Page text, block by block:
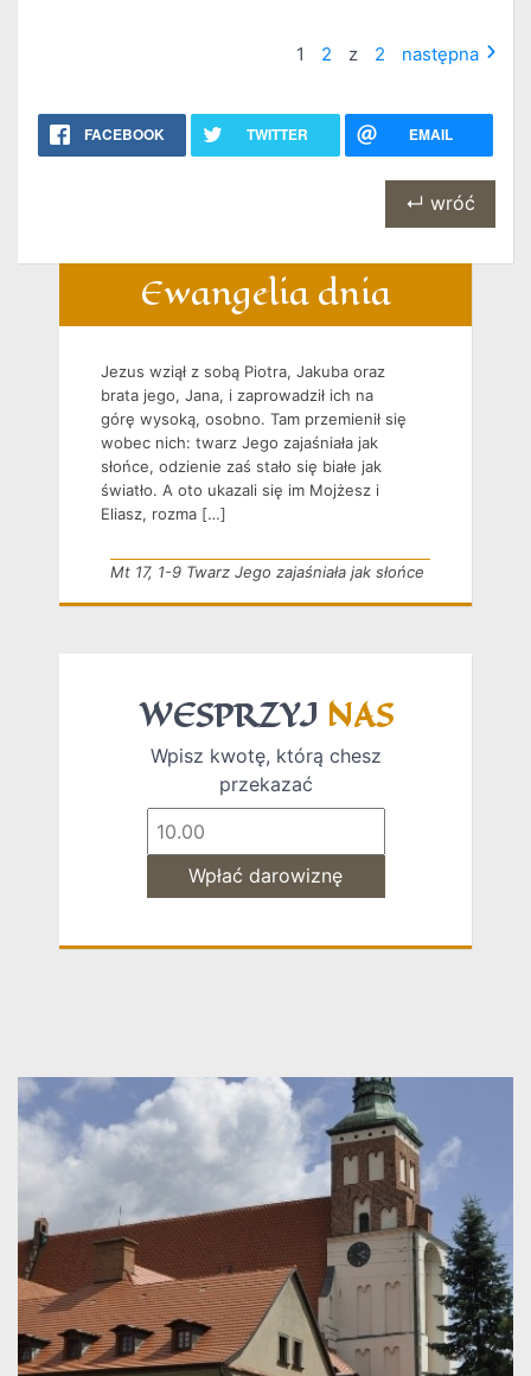
1 2 z 2 następna
FACEBOOK TWITTER EMAIL
↵ wróć
Ewangelia dnia
Jezus wziął z sobą Piotra, Jakuba oraz
brata jego, Jana, i zaprowadził ich na
górę wysoką, osobno. Tam przemienił się
wobec nich: twarz Jego zajaśniała jak
słońce, odzienie zaś stało się białe jak
światło. A oto ukazali się im Mojżesz i
Eliasz, rozma […]
Mt 17, 1-9 Twarz Jego zajaśniała jak słońce
WESPRZYJ NAS
Wpisz kwotę, którą chesz
przekazać